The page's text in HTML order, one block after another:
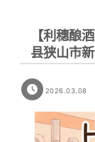
【利穗酿
县狭山市
2026.03.08